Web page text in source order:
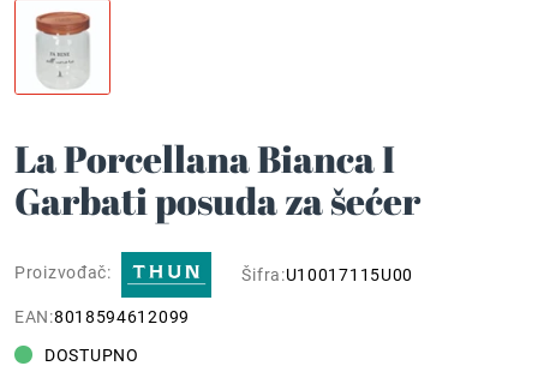
La Porcellana Bianca I
Garbati posuda za šećer
Proizvođač: Šifra:U10017115U00
EAN:8018594612099
DOSTUPNO